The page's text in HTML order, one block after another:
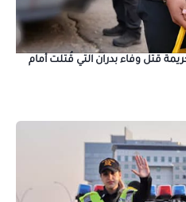
في جريمة قتل وفاء بدران التي قُتلت أمام